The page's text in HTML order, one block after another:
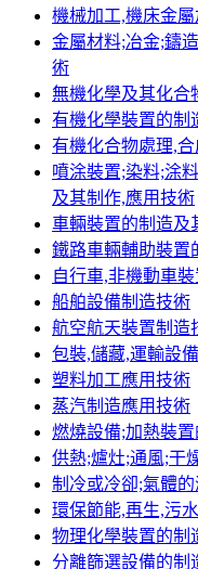
機械加工,機床金
金屬材料;冶金;鑄
術
無機化學及其化合
有機化學裝置的制
有機化合物處理,
噴涂裝置;染料;涂
及其制作,應用技術
車輛裝置的制造及
鐵路車輛輔助裝置
自行車,非機動車
船舶設備制造技術
航空航天裝置制造
包裝,儲藏,運輸設
塑料加工應用技術
蒸汽制造應用技術
燃燒設備;加熱裝
供熱;爐灶;通風;干
制冷或冷卻;氣體
環保節能,再生,污
物理化學裝置的制
分離篩選設備的制